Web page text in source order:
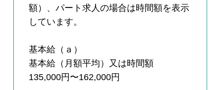
額）、パート求人の場合は時間額を表示
しています。
基本給（ａ）
基本給（月額平均）又は時間額
135,000円〜162,000円